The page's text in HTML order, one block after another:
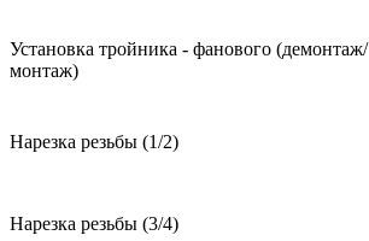
Установка тройника - фанового (демонтаж/
монтаж)
Нарезка резьбы (1/2)
Нарезка резьбы (3/4)